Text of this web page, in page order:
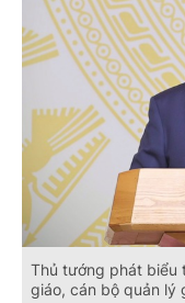
Thủ tướng phát biểu
giáo, cán bộ quản lý